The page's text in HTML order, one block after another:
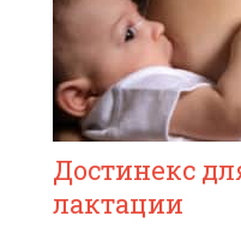
Достинекс
лактации